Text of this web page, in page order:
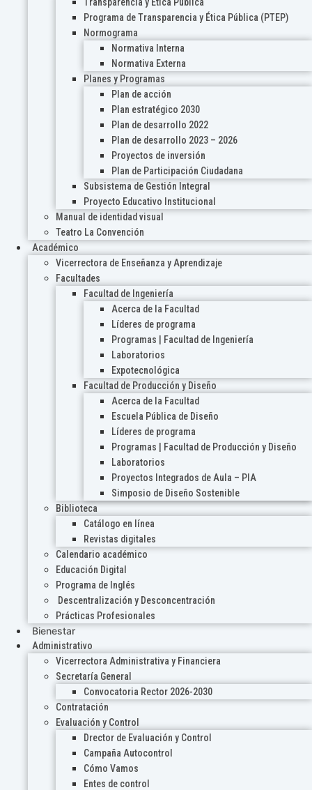
Transparencia y Ética Pública
Programa de Transparencia y Ética Pública (PTEP)
Normograma
Normativa Interna
Normativa Externa
Planes y Programas
Plan de acción
Plan estratégico 2030
Plan de desarrollo 2022
Plan de desarrollo 2023 – 2026
Proyectos de inversión
Plan de Participación Ciudadana
Subsistema de Gestión Integral
Proyecto Educativo Institucional
Manual de identidad visual
Teatro La Convención
Académico
Vicerrectora de Enseñanza y Aprendizaje
Facultades
Facultad de Ingeniería
Acerca de la Facultad
Líderes de programa
Programas | Facultad de Ingeniería
Laboratorios
Expotecnológica
Facultad de Producción y Diseño
Acerca de la Facultad
Escuela Pública de Diseño
Líderes de programa
Programas | Facultad de Producción y Diseño
Laboratorios
Proyectos Integrados de Aula – PIA
Simposio de Diseño Sostenible
Biblioteca
Catálogo en línea
Revistas digitales
Calendario académico
Educación Digital
Programa de Inglés
Descentralización y Desconcentración
Prácticas Profesionales
Bienestar
Administrativo
Vicerrectora Administrativa y Financiera
Secretaría General
Convocatoria Rector 2026-2030
Contratación
Evaluación y Control
Drector de Evaluación y Control
Campaña Autocontrol
Cómo Vamos
Entes de control